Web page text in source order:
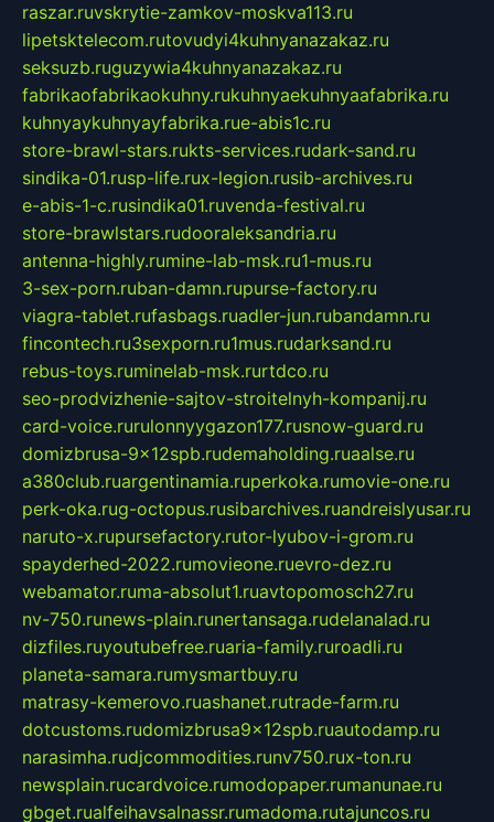
raszar.ruvskrytie-zamkov-moskva113.ru
lipetsktelecom.rutovudyi4kuhnyanazakaz.ru
seksuzb.ruguzywia4kuhnyanazakaz.ru
fabrikaofabrikaokuhny.rukuhnyaekuhnyaafabrika.ru
kuhnyaykuhnyayfabrika.rue-abis1c.ru
store-brawl-stars.rukts-services.rudark-sand.ru
sindika-01.rusp-life.rux-legion.rusib-archives.ru
e-abis-1-c.rusindika01.ruvenda-festival.ru
store-brawlstars.rudooraleksandria.ru
antenna-highly.rumine-lab-msk.ru1-mus.ru
3-sex-porn.ruban-damn.rupurse-factory.ru
viagra-tablet.rufasbags.ruadler-jun.rubandamn.ru
fincontech.ru3sexporn.ru1mus.rudarksand.ru
rebus-toys.ruminelab-msk.rurtdco.ru
seo-prodvizhenie-sajtov-stroitelnyh-kompanij.ru
card-voice.rurulonnyygazon177.rusnow-guard.ru
domizbrusa-9x12spb.rudemaholding.ruaalse.ru
a380club.ruargentinamia.ruperkoka.rumovie-one.ru
perk-oka.rug-octopus.rusibarchives.ruandreislyusar.ru
naruto-x.rupursefactory.rutor-lyubov-i-grom.ru
spayderhed-2022.rumovieone.ruevro-dez.ru
webamator.ruma-absolut1.ruavtopomosch27.ru
nv-750.runews-plain.runertansaga.rudelanalad.ru
dizfiles.ruyoutubefree.ruaria-family.ruroadli.ru
planeta-samara.rumysmartbuy.ru
matrasy-kemerovo.ruashanet.rutrade-farm.ru
dotcustoms.rudomizbrusa9x12spb.ruautodamp.ru
narasimha.rudjcommodities.runv750.rux-ton.ru
newsplain.rucardvoice.rumodopaper.rumanunae.ru
gbget.rualfeihavsalnassr.rumadoma.rutajuncos.ru